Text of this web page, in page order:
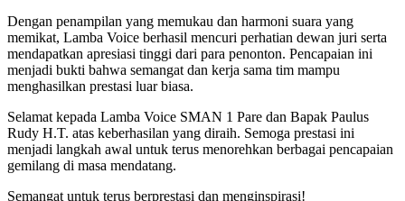
Dengan penampilan yang memukau dan harmoni suara yang
memikat, Lamba Voice berhasil mencuri perhatian dewan juri serta
mendapatkan apresiasi tinggi dari para penonton. Pencapaian ini
menjadi bukti bahwa semangat dan kerja sama tim mampu
menghasilkan prestasi luar biasa.
Selamat kepada Lamba Voice SMAN 1 Pare dan Bapak Paulus
Rudy H.T. atas keberhasilan yang diraih. Semoga prestasi ini
menjadi langkah awal untuk terus menorehkan berbagai pencapaian
gemilang di masa mendatang.
Semangat untuk terus berprestasi dan menginspirasi!